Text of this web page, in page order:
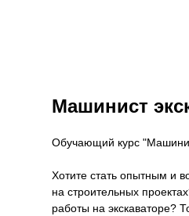
Машинист
Обучающий курс
Хотите стать опытным и
на строительных
работы на экскаваторе?